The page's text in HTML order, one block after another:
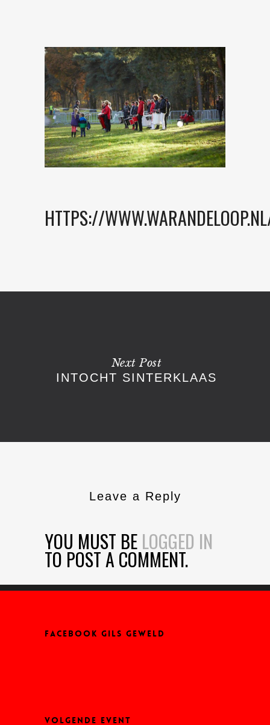
HTTPS://
Next Post
INTOCHT SINTERKLAAS
Leave a Reply
YOU MUST BE LOGGED IN
TO POST A COMMENT.
FACEBOOK GILS GEWELD
VOLGENDE EVENT